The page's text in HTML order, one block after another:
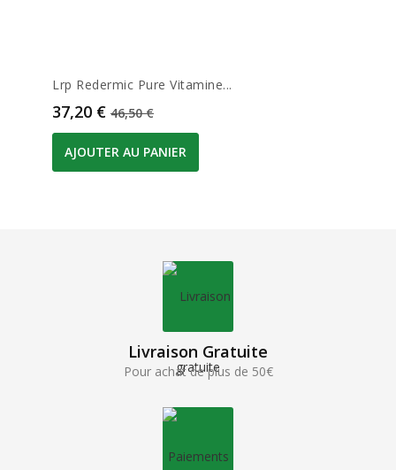
Lrp Redermic Pure Vitamine...
Prix
37,20 € Prix de base
46,50 €
AJOUTER AU PANIER
Livraison Gratuite
Pour achat de plus de 50€